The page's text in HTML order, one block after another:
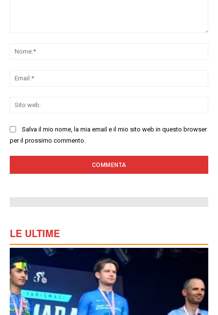
Salva il mio nome, la mia email e il mio sito web in questo browser
per il prossimo commento.
LE ULTIME